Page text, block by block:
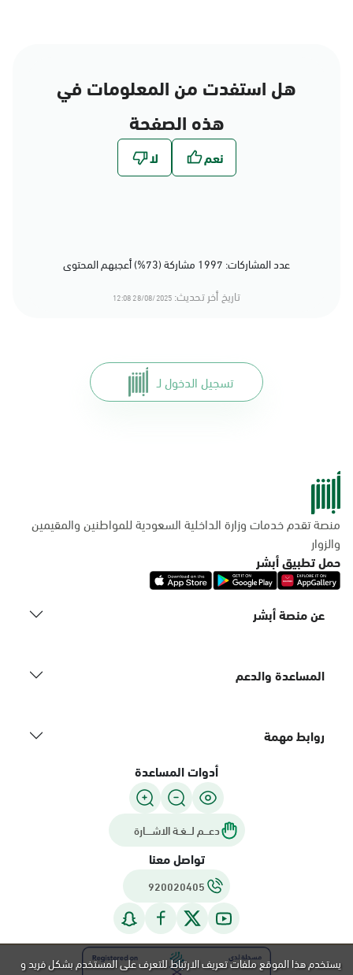
هل استفدت من المعلومات في
هذه الصفحة
عدد المشاركات: 1997 مشاركة (73%) أعجبهم المحتوى
تاريخ أخر تحديث: 28/08/2025 12:08
تسجيل الدخول لـ
منصة تقدم خدمات وزارة الداخلية السعودية للمواطنين والمقيمين
والزوار
حمل تطبيق أبشر
عن منصة أبشر
المساعدة والدعم
روابط مهمة
أدوات المساعدة
دعـــم لـــغـة الاشــــارة
تواصل معنا
920020405
يستخدم هذا الموقع ملفات تعريف الارتباط للتعرف على المستخدم بشكل فريد و